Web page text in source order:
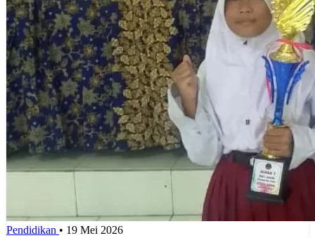
Pendidikan • 19 Mei 2026